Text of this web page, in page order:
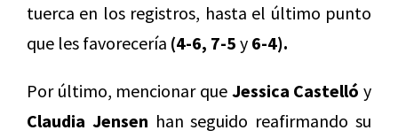
tuerca en los registros, hasta el último punto
que les favorecería (4-6, 7-5 y 6-4).
Por último, mencionar que Jessica Castelló y
Claudia Jensen han seguido reafirmando su